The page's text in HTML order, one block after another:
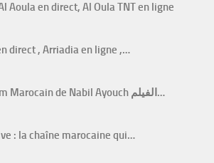
Aoula en direct, Al Oula TNT en ligne
direct , Arriadia en ligne ,…
Zin Li Fik Le film Marocain de Nabil Ayouch الفيلم…
: la chaîne marocaine qui…